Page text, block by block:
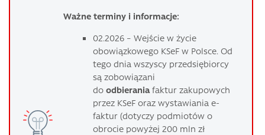
Ważne terminy i informacje:
02.2026 – Wejście w życie
obowiązkowego KSeF w Polsce. Od
tego dnia wszyscy przedsiębiorcy
są zobowiązani
do odbierania faktur zakupowych
przez KSeF oraz wystawiania e-
faktur (dotyczy podmiotów o
obrocie powyżej 200 mln zł